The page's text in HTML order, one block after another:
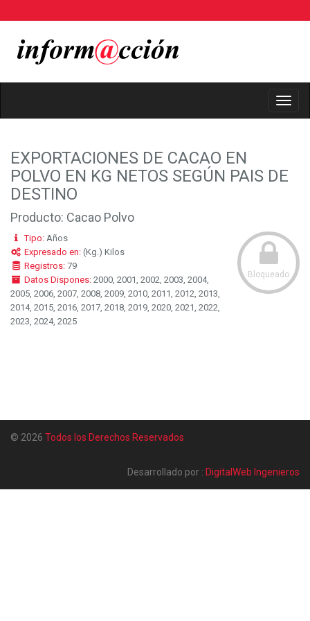
EXPORTACIONES DE CACAO EN
POLVO EN KG NETOS SEGÚN PAIS DE
DESTINO
Producto: Cacao Polvo
Bloqueado
Tipo:Años
Expresado en:(Kg.) Kilos
Registros:79
Datos Dispones:2000, 2001, 2002, 2003, 2004,
2005, 2006, 2007, 2008, 2009, 2010, 2011, 2012, 2013,
2014, 2015, 2016, 2017, 2018, 2019, 2020, 2021, 2022,
2023, 2024, 2025
© 2026 Todos los Derechos Reservados
Desarrollado por : DigitalWeb Ingenieros